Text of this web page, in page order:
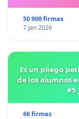
50 900 firmas
7 Jan 2026
Es un pliego
de los alumnos
#5
66 firmas